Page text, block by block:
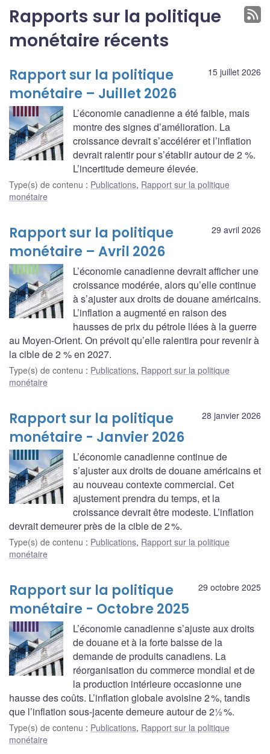
Rapports sur la politique
monétaire récents
15 juillet 2026
Rapport sur la politique
monétaire – Juillet 2026
L’économie canadienne a été faible, mais
montre des signes d’amélioration. La
croissance devrait s’accélérer et l’inflation
devrait ralentir pour s’établir autour de 2 %.
L’incertitude demeure élevée.
Type(s) de contenu : Publications, Rapport sur la politique
monétaire
29 avril 2026
Rapport sur la politique
monétaire – Avril 2026
L’économie canadienne devrait afficher une
croissance modérée, alors qu’elle continue
à s’ajuster aux droits de douane américains.
L’inflation a augmenté en raison des
hausses de prix du pétrole liées à la guerre
au Moyen-Orient. On prévoit qu’elle ralentira pour revenir à
la cible de 2 % en 2027.
Type(s) de contenu : Publications, Rapport sur la politique
monétaire
28 janvier 2026
Rapport sur la politique
monétaire - Janvier 2026
L’économie canadienne continue de
s’ajuster aux droits de douane américains et
au nouveau contexte commercial. Cet
ajustement prendra du temps, et la
croissance devrait être modeste. L’inflation
devrait demeurer près de la cible de 2 %.
Type(s) de contenu : Publications, Rapport sur la politique
monétaire
29 octobre 2025
Rapport sur la politique
monétaire - Octobre 2025
L’économie canadienne s’ajuste aux droits
de douane et à la forte baisse de la
demande de produits canadiens. La
réorganisation du commerce mondial et de
la production intérieure occasionne une
hausse des coûts. L’inflation globale avoisine 2 %, tandis
que l’inflation sous-jacente demeure autour de 2½ %.
Type(s) de contenu : Publications, Rapport sur la politique
monétaire